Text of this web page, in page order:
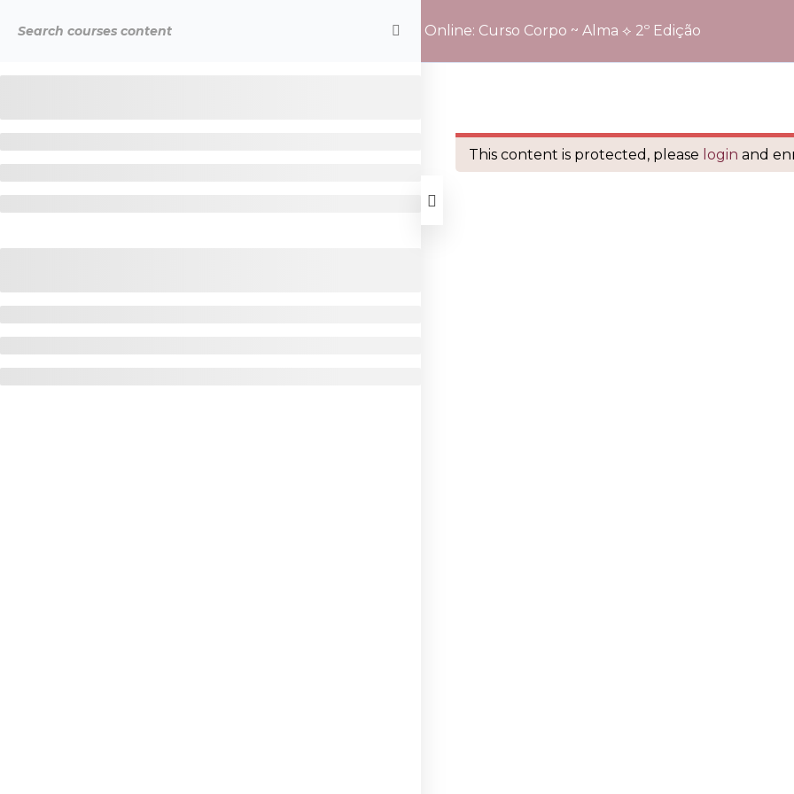
Início Cursos Online: Curso Corpo ~ Alma ⟡ 2º EdiçãoOnline: Curso Corpo ~ Alma ⟡ 2º Edição
This content is protected, please login and